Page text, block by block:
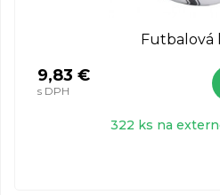
Futbalová
9,83 €
s DPH
322 ks na